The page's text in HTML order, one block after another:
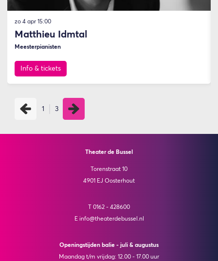
Matthieu Idmtal
Meesterpianisten
zo 4 apr 15:00
Info & tickets
1 3
Theater de Bussel
Torenstraat 10
4901 EJ Oosterhout
T 0162 - 428600
E info@theaterdebussel.nl
Openingstijden balie - juli & augustus
Maandag t/m vrijdag: 12.00 - 17.00 uur